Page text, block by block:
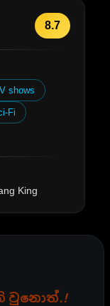
8.7
shows
Fi
King
වුනොත්.!